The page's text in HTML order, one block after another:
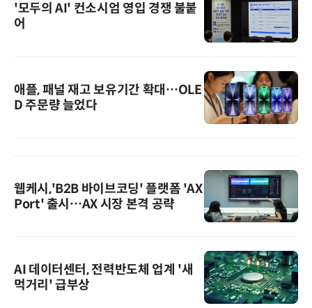
'모두의 AI' 컨소시엄 영입 경쟁 불붙
어
애플, 패널 재고 보유기간 확대…OLE
D 주문량 늘었다
웹케시,'B2B 바이브코딩' 플랫폼 'AX
Port' 출시…AX 시장 본격 공략
AI 데이터센터, 전력반도체 업계 '새
먹거리' 급부상